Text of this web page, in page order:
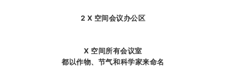
2 X 空间会议办公区
X 空间所有会议室
都以作物、节气和科学家来命名